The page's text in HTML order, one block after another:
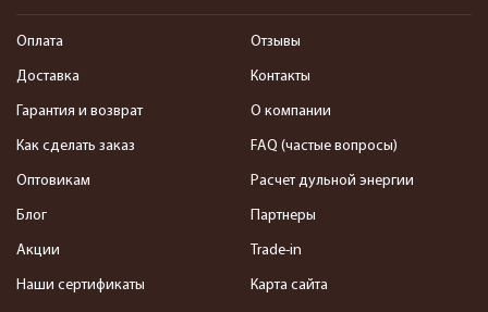
Оплата
Доставка
Гарантия и возврат
Как сделать заказ
Оптовикам
Блог
Акции
Наши сертификаты
Отзывы
Контакты
О компании
FAQ (частые вопросы)
Расчет дульной энергии
Партнеры
Trade-in
Карта сайта